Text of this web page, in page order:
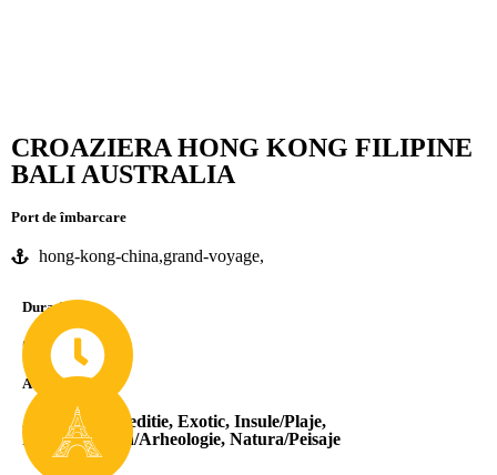
CROAZIERA HONG KONG FILIPINE
BALI AUSTRALIA
Port de îmbarcare
hong-kong-china,grand-voyage,
Durată
Grand Voyage
Atracții
Aventura/Expeditie, Exotic, Insule/Plaje,
Istorie/Cultura/Arheologie, Natura/Peisaje